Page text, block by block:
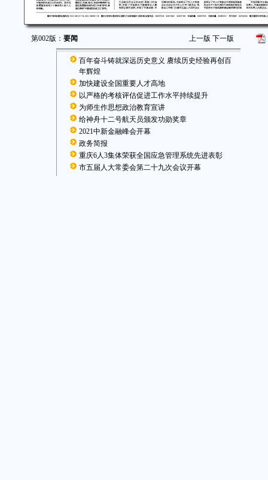
第002版： 要闻 上一版 下一版
百年奋斗铸就深远历史意义 赓续历史经验再创百
年辉煌
加快建设全国重要人才高地
以严格的考核评估促进工作水平持续提升
为师生作思想政治教育宣讲
给神舟十二号航天员颁发功勋奖章
2021中新金融峰会开幕
政务简报
重庆6人3集体荣获全国应急管理系统先进表彰
市五届人大常委会第二十九次会议开幕